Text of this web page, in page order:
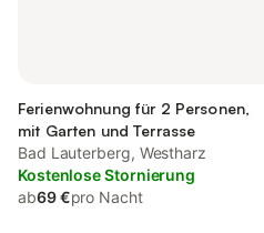
Ferienwohnung für 2 Personen,
mit Garten und Terrasse
Bad Lauterberg, Westharz
Kostenlose Stornierung
ab69 €pro Nacht